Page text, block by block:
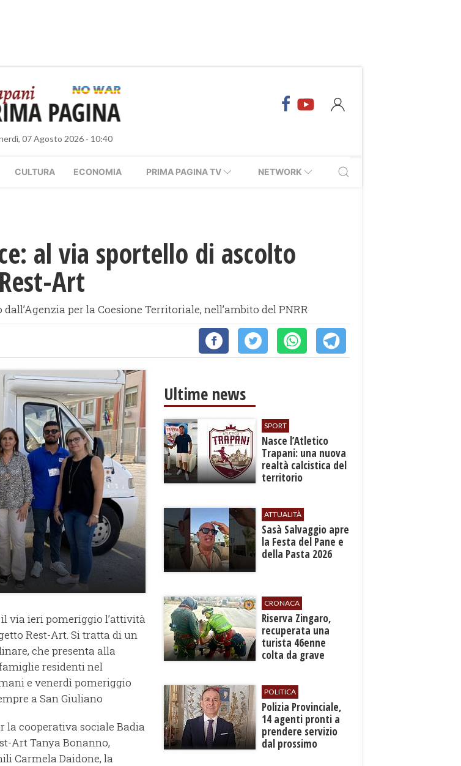
07 Agosto 2026 - 10:40
CULTURA ECONOMIA PRIMA PAGINA TV NETWORK
al via sportello di ascolto
Art
per la Coesione Territoriale, nell’ambito del PNRR
via ieri pomeriggio l’attività
Rest-Art. Si tratta di un
che presenta alla
residenti nel
e venerdì pomeriggio
a San Giuliano
la cooperativa sociale Badia
Art Tanya Bonanno,
Carmela Daidone, la
Ultime news
SPORT
Nasce l’Atletico
Trapani: una nuova
realtà calcistica del
territorio
ATTUALITÀ
Sasà Salvaggio apre
la Festa del Pane e
della Pasta 2026
CRONACA
​Riserva Zingaro,
recuperata una
turista 46enne
colta da grave
POLITICA
​Polizia Provinciale,
14 agenti pronti a
prendere servizio
dal prossimo